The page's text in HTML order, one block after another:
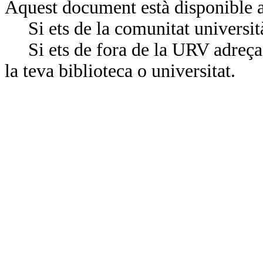
Aquest document està
Si ets de la comunitat
Si ets de fora de la URV
la teva biblioteca o universitat.